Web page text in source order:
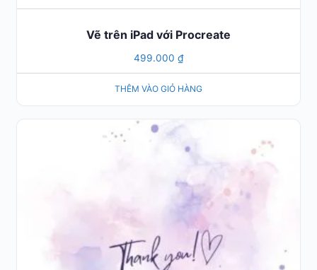
Vẽ trên iPad với Procreate
499.000 ₫
THÊM VÀO GIỎ HÀNG